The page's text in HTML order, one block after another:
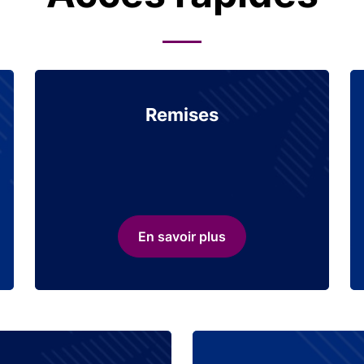
Remises
En savoir plus